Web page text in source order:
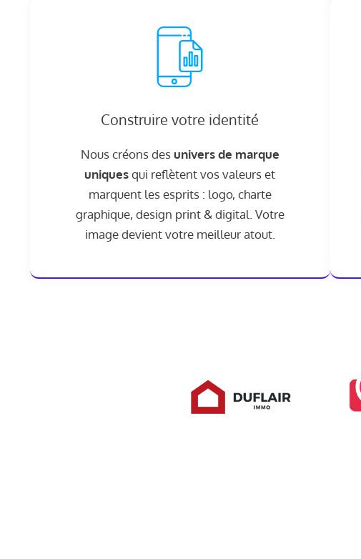
Construire votre identité
Nous créons desunivers de marque
uniquesqui reflètent vos valeurs et
marquent les esprits : logo, charte
graphique, design print & digital. Votre
image devient votre meilleur atout.